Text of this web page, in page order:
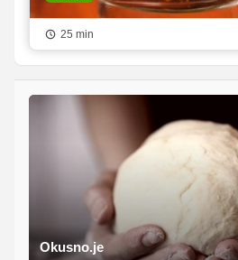
25 min
Okusno.je